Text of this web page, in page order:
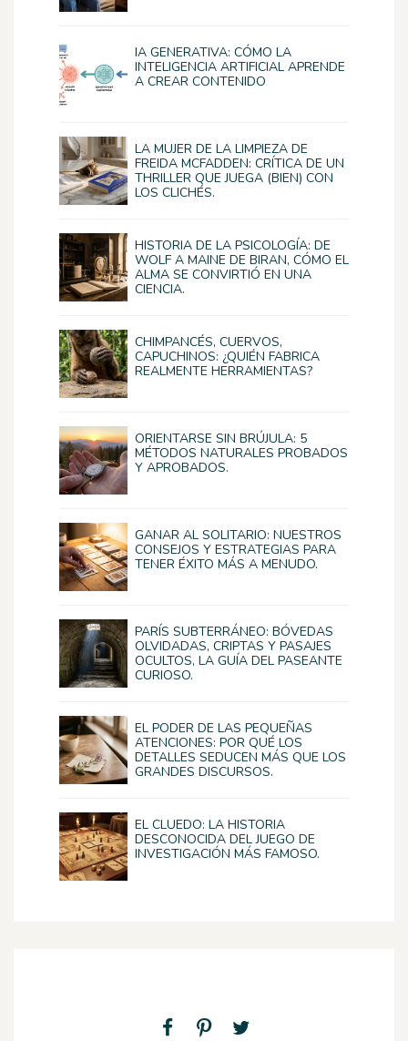
IA GENERATIVA: CÓMO LA
INTELIGENCIA ARTIFICIAL APRENDE
A CREAR CONTENIDO
LA MUJER DE LA LIMPIEZA DE
FREIDA MCFADDEN: CRÍTICA DE UN
THRILLER QUE JUEGA (BIEN) CON
LOS CLICHÉS.
HISTORIA DE LA PSICOLOGÍA: DE
WOLF A MAINE DE BIRAN, CÓMO EL
ALMA SE CONVIRTIÓ EN UNA
CIENCIA.
CHIMPANCÉS, CUERVOS,
CAPUCHINOS: ¿QUIÉN FABRICA
REALMENTE HERRAMIENTAS?
ORIENTARSE SIN BRÚJULA: 5
MÉTODOS NATURALES PROBADOS
Y APROBADOS.
GANAR AL SOLITARIO: NUESTROS
CONSEJOS Y ESTRATEGIAS PARA
TENER ÉXITO MÁS A MENUDO.
PARÍS SUBTERRÁNEO: BÓVEDAS
OLVIDADAS, CRIPTAS Y PASAJES
OCULTOS, LA GUÍA DEL PASEANTE
CURIOSO.
EL PODER DE LAS PEQUEÑAS
ATENCIONES: POR QUÉ LOS
DETALLES SEDUCEN MÁS QUE LOS
GRANDES DISCURSOS.
EL CLUEDO: LA HISTORIA
DESCONOCIDA DEL JUEGO DE
INVESTIGACIÓN MÁS FAMOSO.